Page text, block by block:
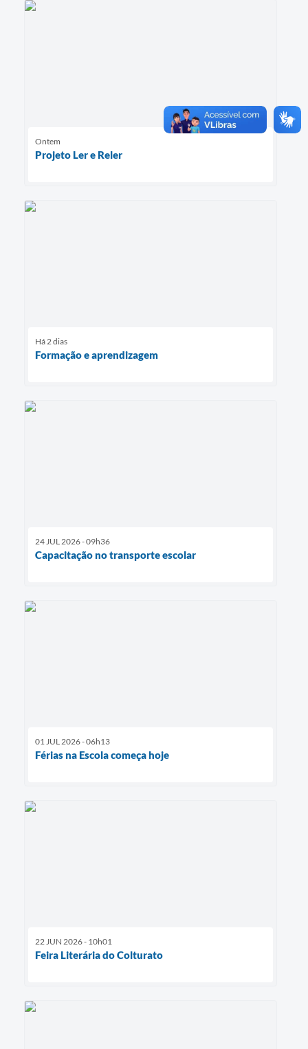
Ontem
Projeto Ler e Reler
Há 2 dias
Formação e aprendizagem
24 JUL 2026 - 09h36
Capacitação no transporte escolar
01 JUL 2026 - 06h13
Férias na Escola começa hoje
22 JUN 2026 - 10h01
Feira Literária do Colturato